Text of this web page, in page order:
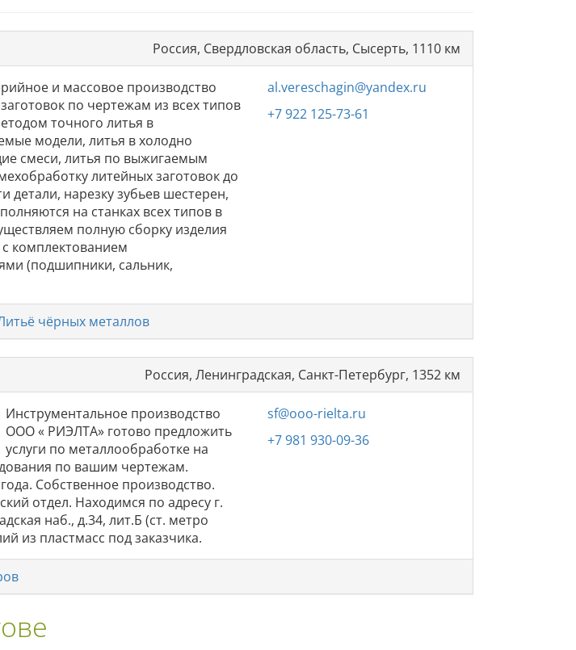
Россия, Свердловская область, Сысерть, 1110 км
и массовое производство
по чертежам из всех типов
точного литья в
модели, литья в холодно
смеси, литья по выжигаемым
литейных заготовок до
детали, нарезку зубьев шестерен,
на станках всех типов в
полную сборку изделия
с комплектованием
(подшипники, сальник,
al.vereschagin@yandex.ru
+7 922 125-73-61
чёрных металлов
Россия, Ленинградская, Санкт-Петербург, 1352 км
Инструментальное производство
ООО « РИЭЛТА» готово предложить
услуги по металлообработке на
по вашим чертежам.
Собственное производство.
отдел. Находимся по адресу г.
наб., д.34, лит.Б (ст. метро
из пластмасс под заказчика.
sf@ooo-rielta.ru
+7 981 930-09-36